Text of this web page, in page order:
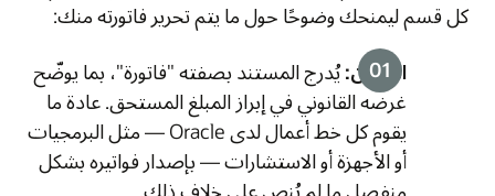
كل قسم ليمنحك وضوحًا حول ما يتم تحرير فاتورته منك:
العنوان: يُدرج المستند بصفته "فاتورة"، بما يوضّح
غرضه القانوني في إبراز المبلغ المستحق. عادة ما
يقوم كل خط أعمال لدى Oracle — مثل البرمجيات
أو الأجهزة أو الاستشارات — بإصدار فواتيره بشكل
منفصل ما لم يُنص على خلاف ذلك.